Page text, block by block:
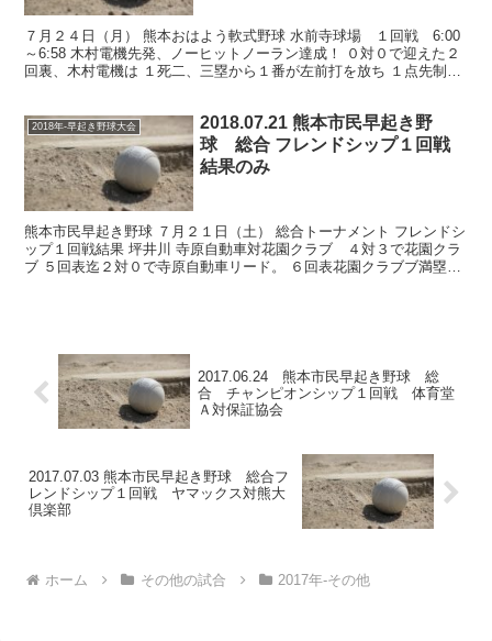
７月２４日（月） 熊本おはよう軟式野球 水前寺球場 １回戦 6:00
～6:58 木村電機先発、ノーヒットノーラン達成！ ０対０で迎えた２
回裏、木村電機は １死二、三塁から１番が左前打を放ち １点先制。
2018年-早起き野球大会
2018.07.21 熊本市民早起き野
球 総合 フレンドシップ１回戦
結果のみ
熊本市民早起き野球 ７月２１日（土） 総合トーナメント フレンドシ
ップ１回戦結果 坪井川 寺原自動車対花園クラブ ４対３で花園クラ
ブ ５回表迄２対０で寺原自動車リード。 ６回表花園クラブブ満塁ホ
2017.06.24 熊本市民早起き野球 総
合 チャンピオンシップ１回戦 体育堂
Ａ対保証協会
2017.07.03 熊本市民早起き野球 総合フ
レンドシップ１回戦 ヤマックス対熊大
倶楽部
ホーム その他の試合 2017年-その他